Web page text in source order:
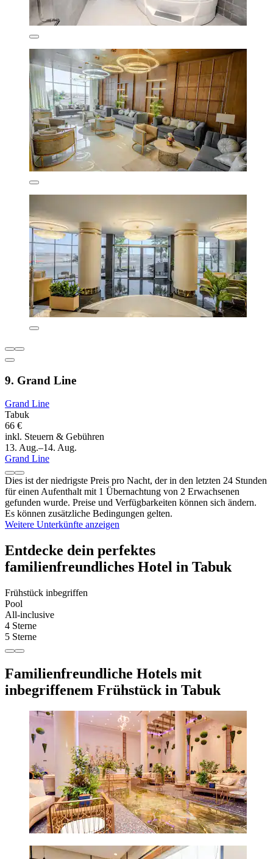
9. Grand Line
Grand Line
Tabuk
66 €
inkl. Steuern & Gebühren
13. Aug.–14. Aug.
Grand Line
Dies ist der niedrigste Preis pro Nacht, der in den letzten 24 Stunden
für einen Aufenthalt mit 1 Übernachtung von 2 Erwachsenen
gefunden wurde. Preise und Verfügbarkeiten können sich ändern.
Es können zusätzliche Bedingungen gelten.
Weitere Unterkünfte anzeigen
Entdecke dein perfektes
familienfreundliches Hotel in Tabuk
Frühstück inbegriffen
Pool
All-inclusive
4 Sterne
5 Sterne
Familienfreundliche Hotels mit
inbegriffenem Frühstück in Tabuk